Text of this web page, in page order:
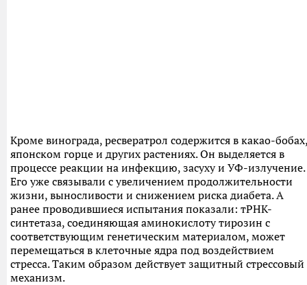
Кроме винограда, ресвератрол содержится в какао-бобах,
японском горце и других растениях. Он выделяется в
процессе реакции на инфекцию, засуху и УФ-излучение.
Его уже связывали с увеличением продолжительности
жизни, выносливости и снижением риска диабета. А
ранее проводившиеся испытания показали: тРНК-
синтетаза, соединяющая аминокислоту тирозин с
соответствующим генетическим материалом, может
перемещаться в клеточные ядра под воздействием
стресса. Таким образом действует защитный стрессовый
механизм.